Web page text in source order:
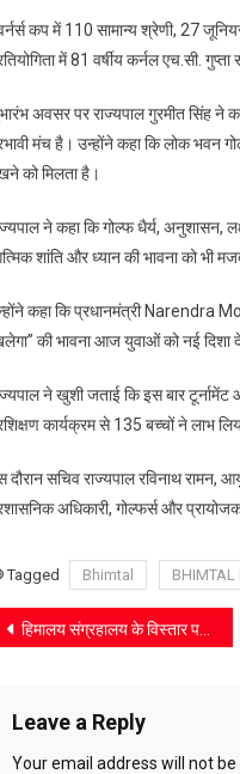
कप में 110 सामान्य श्रेणी, 27
में 81 वर्षीय कर्नल एच.सी.
अवसर पर राज्यपाल गुरमीत सिंह ने
मंच है। उन्होंने कहा कि लोक भवन
को मिलता है।
ने कहा कि गोल्फ धैर्य, अनुशासन,
शांति और ध्यान की भावना को भी
कहा कि प्रधानमंत्री Narendra
की भावना आज युवाओं को नई दिशा
ने खुशी जताई कि इस बार टूर्नामेंट
कार्यक्रम से 135 बच्चों ने लाभ
दौरान सचिव राज्यपाल रविनाथ रामन,
अधिकारी, गोल्फर्स और
Tagged Bhimtal BHIMTAL
हिमालय संग्रहालय के विस्तार पर जोर, छात्रों को दिए शोध के गुर
Leave a Reply
Your email address will not be